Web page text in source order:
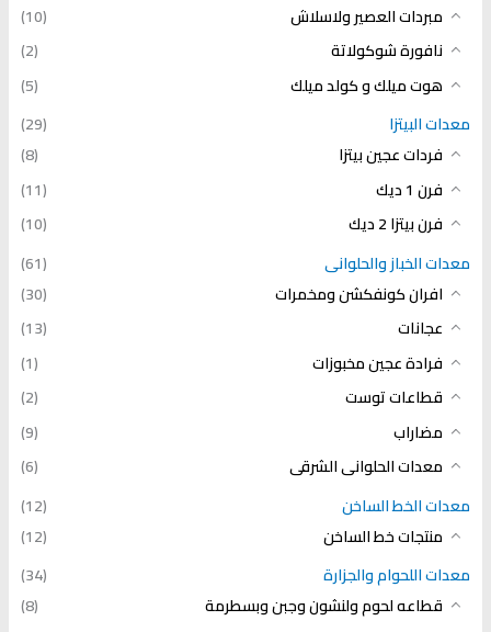
مبردات العصير ولاسلاش
(10)
نافورة شوكولاتة
(2)
هوت ميلك و كولد ميلك
(5)
معدات البيتزا
(29)
فردات عجين بيتزا
(8)
فرن 1 ديك
(11)
فرن بيتزا 2 ديك
(10)
معدات الخباز والحلوانى
(61)
افران كونفكشن ومخمرات
(30)
عجانات
(13)
فرادة عجين مخبوزات
(1)
قطاعات توست
(2)
مضاراب
(9)
معدات الحلوانى الشرقى
(6)
معدات الخط الساخن
(12)
منتجات خط الساخن
(12)
معدات اللحوام والجزارة
(34)
قطاعه لحوم ولنشون وجبن وبسطرمة
(8)